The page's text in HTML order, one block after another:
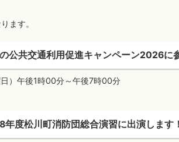
ます。
公共交通利用促進キャンペーン2026に
）午後1時00分～午後7時00分
年度松川町消防団総合演習に出演します！